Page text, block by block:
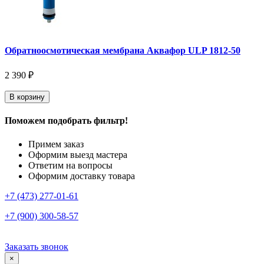
Обратноосмотическая мембрана Аквафор ULP 1812-50
2 390 ₽
В корзину
Поможем подобрать фильтр!
Примем заказ
Оформим выезд мастера
Ответим на вопросы
Оформим доставку товара
+7 (473) 277-01-61
+7 (900) 300-58-57
Заказать звонок
×